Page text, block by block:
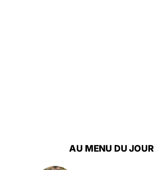
AU MENU DU JOUR